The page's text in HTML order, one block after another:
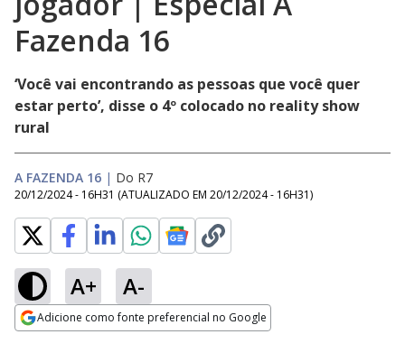
Fazenda 16
‘Você vai encontrando as pessoas que você quer
estar perto’, disse o 4º colocado no reality show
rural
A FAZENDA 16 | Do R7
20/12/2024 - 16H31 (ATUALIZADO EM 20/12/2024 - 16H31)
A+ A-
Adicione como fonte preferencial no Google
Ativar
Loaded
67.44%